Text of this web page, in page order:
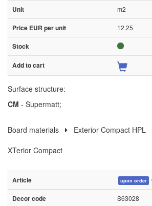
m2
12.25
Surface structure:
CM - Supermatt;
Board materials Exterior Compact HPL
XTerior Compact
upon order
S63028